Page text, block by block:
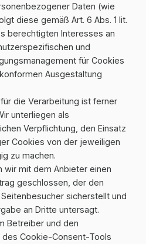
Daten (wie
diese gemäß Art. 6 Abs. 1 lit.
berechtigten Interesses an
und
für Cookies
Ausgestaltung
die Verarbeitung ist ferner
unterliegen als
Verpflichtung, den Einsatz
Cookies von der jeweiligen
zu machen.
wir mit dem Anbieter einen
geschlossen, der den
sicherstellt und
an Dritte untersagt.
Betreiber und den
Cookie-Consent-Tools